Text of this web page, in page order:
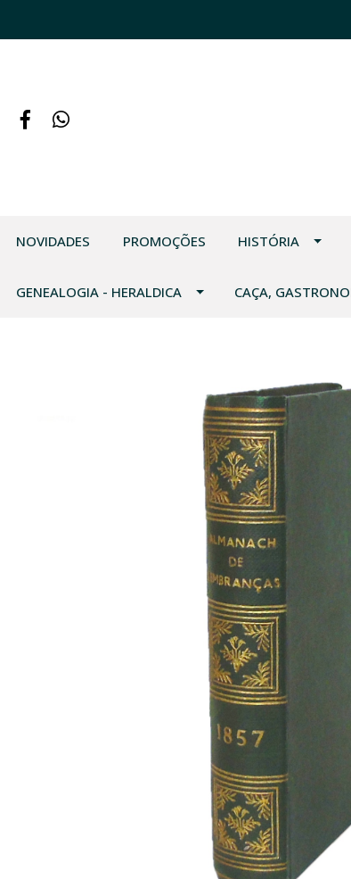
NOVIDADES PROMOÇÕES HISTÓRIA
GENEALOGIA - HERALDICA CAÇA,